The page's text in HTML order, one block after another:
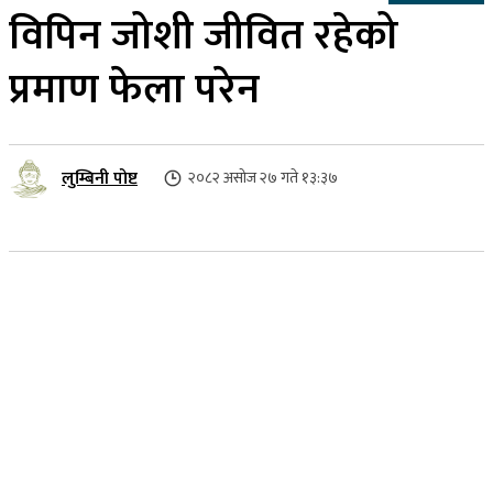
विपिन जोशी जीवित रहेको
प्रमाण फेला परेन
लुम्बिनी पोष्ट २०८२ असोज २७ गते १३:३७